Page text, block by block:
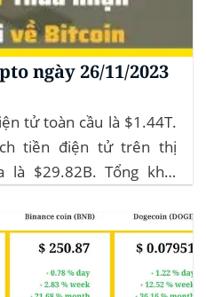
ngày 26/11/2023
tử toàn cầu là $1.44T.
tiền điện tử trên thị
$29.82B. Tổng khối
giao dịch tiền điện tử
dịch của...